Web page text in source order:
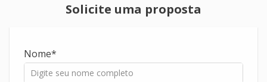
Solicite uma proposta
Nome